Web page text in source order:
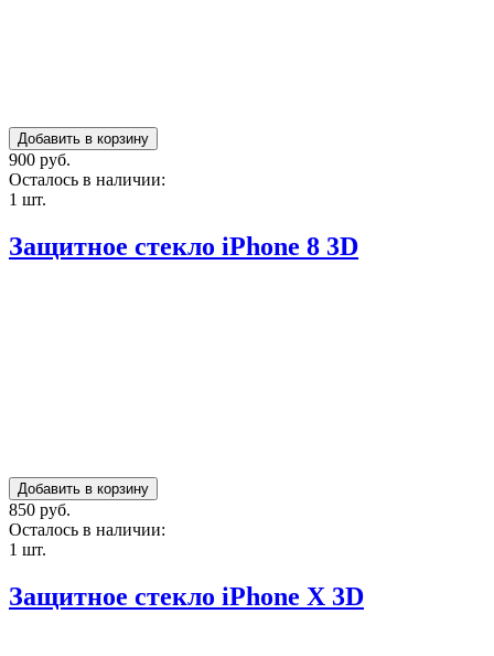
900 руб.
Осталось в наличии:
1 шт.
Защитное стекло iPhone 8 3D
850 руб.
Осталось в наличии:
1 шт.
Защитное стекло iPhone X 3D